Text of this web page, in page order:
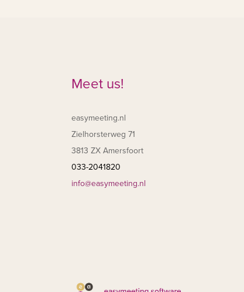
Meet us!
easymeeting.nl
Zielhorsterweg 71
3813 ZX Amersfoort
033-2041820
info@easymeeting.nl